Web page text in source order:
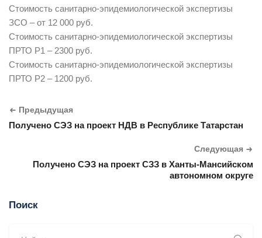
Стоимость санитарно-эпидемиологической экспертизы
ЗСО – от 12 000 руб.
Стоимость санитарно-эпидемиологической экспертизы
ПРТО Р1 – 2300 руб.
Стоимость санитарно-эпидемиологической экспертизы
ПРТО Р2 – 1200 руб.
Предыдущая
Получено СЭЗ на проект НДВ в Республике Татарстан
Следующая
Получено СЭЗ на проект СЗЗ в Ханты-Мансийском
автономном округе
Поиск